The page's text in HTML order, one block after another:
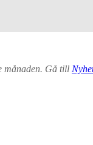
månaden. Gå till